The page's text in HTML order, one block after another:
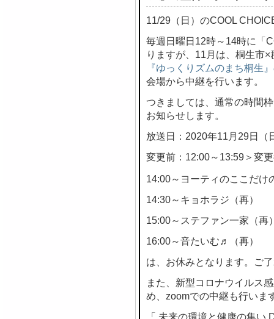
11/29（日）のCOOL
毎週日曜日12時～14時に「
りますが、11月は、桐生市
『ゆっくりズムのまち桐生
会場から中継を行います。
つきましては、通常の時間
お知らせします。
放送日：2020年11月29日（
変更前：12:00～13:59＞変
14:00～ヨーティのここだけ
14:30～キョホラジ（再）
15:00～ステファン一家（再
16:00～音たいむ♬（再）
は、お休みとなります。ご
また、新型コロナウイルス
め、zoomでの中継も行いま
「 未来の環境と健康の集い